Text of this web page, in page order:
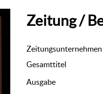
Zeitung /
Zeitungsunternehmen
Gesamttitel
Ausgabe